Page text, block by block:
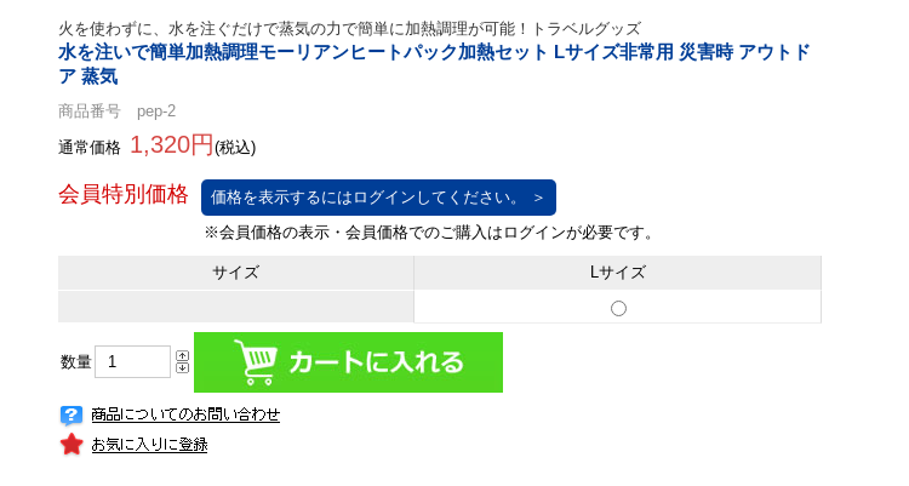
火を使わずに、水を注ぐだけで蒸気の力で簡単に加熱調理が可能！トラベルグッズ
水を注いで簡単加熱調理モーリアンヒートパック加熱セット Lサイズ非常用 災害時 アウトド
ア 蒸気
商品番号 pep-2
通常価格 1,320円 (税込)
価格を表示するにはログインしてください。 ＞
サイズ Lサイズ
数量